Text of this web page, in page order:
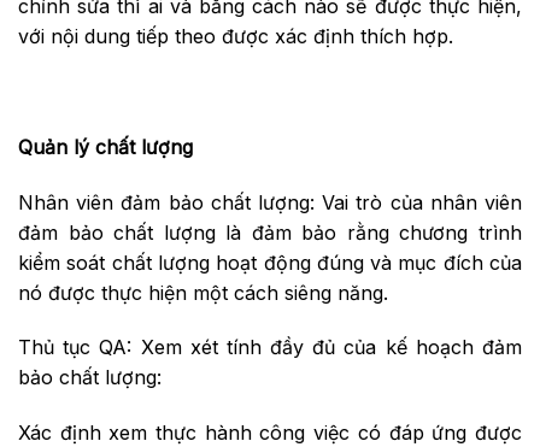
chỉnh sửa thì ai và bằng cách nào sẽ được thực hiện,
với nội dung tiếp theo được xác định thích hợp.
Quản lý chất lượng
Nhân viên đảm bảo chất lượng: Vai trò của nhân viên
đảm bảo chất lượng là đảm bảo rằng chương trình
kiểm soát chất lượng hoạt động đúng và mục đích của
nó được thực hiện một cách siêng năng.
Thủ tục QA: Xem xét tính đầy đủ của kế hoạch đảm
bảo chất lượng:
Xác định xem thực hành công việc có đáp ứng được